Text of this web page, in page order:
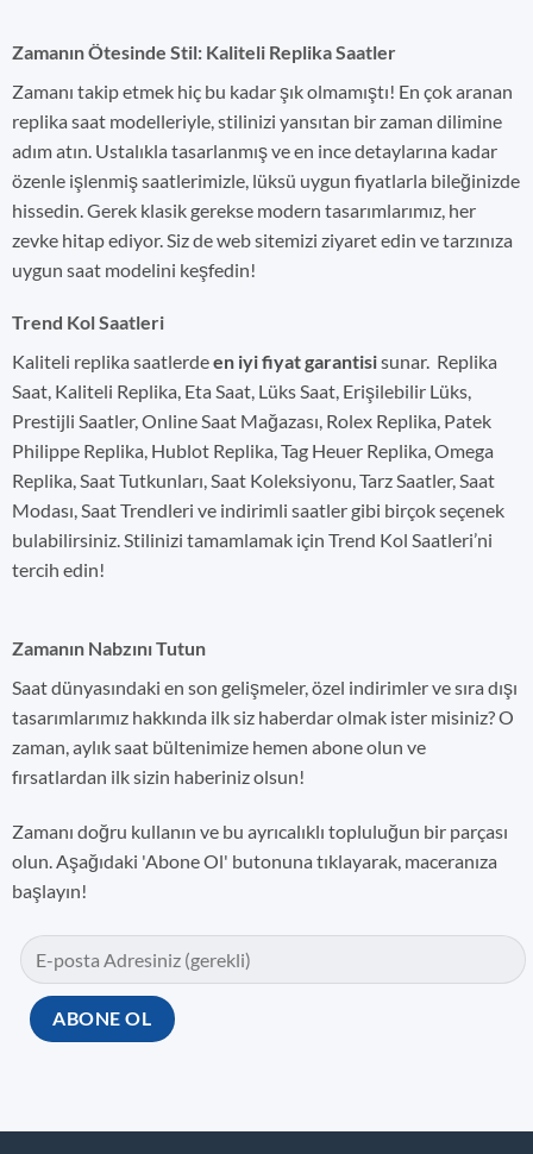
Zamanın Ötesinde Stil: Kaliteli Replika Saatler
Zamanı takip etmek hiç bu kadar şık olmamıştı! En çok aranan
replika saat modelleriyle, stilinizi yansıtan bir zaman dilimine
adım atın. Ustalıkla tasarlanmış ve en ince detaylarına kadar
özenle işlenmiş saatlerimizle, lüksü uygun fiyatlarla bileğinizde
hissedin. Gerek klasik gerekse modern tasarımlarımız, her
zevke hitap ediyor. Siz de web sitemizi ziyaret edin ve tarzınıza
uygun saat modelini keşfedin!
Trend Kol Saatleri
Kaliteli replika saatlerdeen iyi fiyat garantisisunar. Replika
Saat, Kaliteli Replika, Eta Saat, Lüks Saat, Erişilebilir Lüks,
Prestijli Saatler, Online Saat Mağazası, Rolex Replika, Patek
Philippe Replika, Hublot Replika, Tag Heuer Replika, Omega
Replika, Saat Tutkunları, Saat Koleksiyonu, Tarz Saatler, Saat
Modası, Saat Trendleri ve indirimli saatler gibi birçok seçenek
bulabilirsiniz. Stilinizi tamamlamak için Trend Kol Saatleri’ni
tercih edin!
Zamanın Nabzını Tutun
Saat dünyasındaki en son gelişmeler, özel indirimler ve sıra dışı
tasarımlarımız hakkında ilk siz haberdar olmak ister misiniz? O
zaman, aylık saat bültenimize hemen abone olun ve
fırsatlardan ilk sizin haberiniz olsun!
Zamanı doğru kullanın ve bu ayrıcalıklı topluluğun bir parçası
olun. Aşağıdaki 'Abone Ol' butonuna tıklayarak, maceranıza
başlayın!